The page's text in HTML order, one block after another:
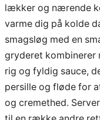
lækker og nærende
varme dig på kolde
smagsløg med en
gryderet kombinerer
rig og fyldig sauce,
persille og fløde for
og cremethed.